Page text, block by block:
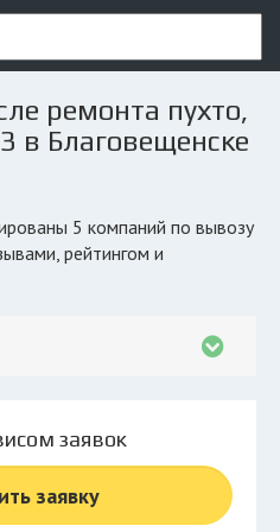
ремонта пухто,
в Благовещенске
рейтингом и
заявок
заявку